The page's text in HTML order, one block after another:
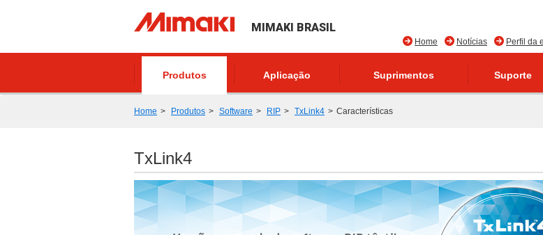
MIMAKI BRASIL
Perfil da
Notícias
Home
Produtos Aplicação Suprimentos Suporte
Home Produtos Software RIP TxLink4 Características
TxLink4